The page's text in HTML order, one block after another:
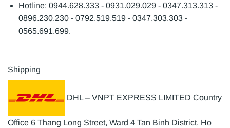
Hotline: 0944.628.333 - 0931.029.029 - 0347.313.313 -
0896.230.230 - 0792.519.519 - 0347.303.303 -
0565.691.699.
Shipping
DHL – VNPT EXPRESS LIMITED Country
Office 6 Thang Long Street, Ward 4 Tan Binh District, Ho